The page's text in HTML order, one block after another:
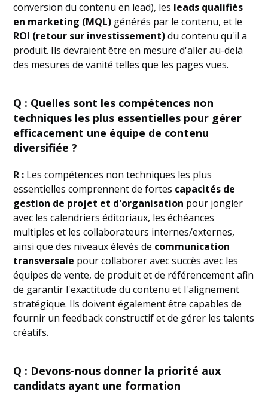
conversion du contenu en lead), les leads qualifiés
en marketing (MQL) générés par le contenu, et le
ROI (retour sur investissement)du contenu qu'il a
produit. Ils devraient être en mesure d'aller au-delà
des mesures de vanité telles que les pages vues.
Q : Quelles sont les compétences non
techniques les plus essentielles pour gérer
efficacement une équipe de contenu
diversifiée ?
R : Les compétences non techniques les plus
essentielles comprennent de fortes capacités de
gestion de projet et d'organisation pour jongler
avec les calendriers éditoriaux, les échéances
multiples et les collaborateurs internes/externes,
ainsi que des niveaux élevés de communication
transversale pour collaborer avec succès avec les
équipes de vente, de produit et de référencement afin
de garantir l'exactitude du contenu et l'alignement
stratégique. Ils doivent également être capables de
fournir un feedback constructif et de gérer les talents
créatifs.
Q : Devons-nous donner la priorité aux
candidats ayant une formation